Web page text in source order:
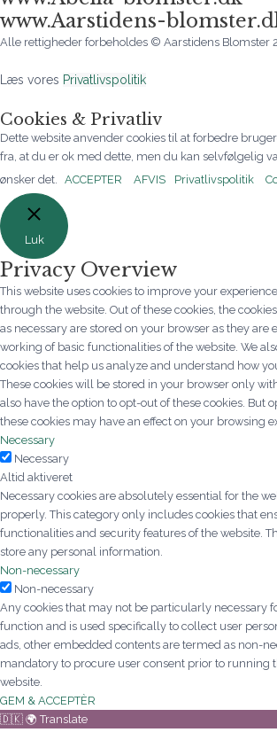
www.Aarstidens-
Alle rettigheder forbeholdes © Aarstidens Blomster
Læs vores Privatlivspolitik
Cookies & Privatliv
Dette website anvender cookies til at forbedre
fra, at du er ok med dette, men du kan selvfølgelig
ønsker det.
ACCEPTER AFVIS Privatlivspolitik
Luk
Privacy Overview
This website uses cookies to improve your
through the website. Out of these cookies, the
as necessary are stored on your browser as they are
working of basic functionalities of the website. We
cookies that help us analyze and understand how
These cookies will be stored in your browser only
also have the option to opt-out of these cookies. But
these cookies may have an effect on your browsing
Necessary
Necessary
Altid aktiveret
Necessary cookies are absolutely essential for the
properly. This category only includes cookies that
functionalities and security features of the website.
store any personal information.
Non-necessary
Non-necessary
Any cookies that may not be particularly necessary
function and is used specifically to collect user
ads, other embedded contents are termed as non-
mandatory to procure user consent prior to running
website.
GEM & ACCEPTÈR
🇩🇰 🌍 Translate